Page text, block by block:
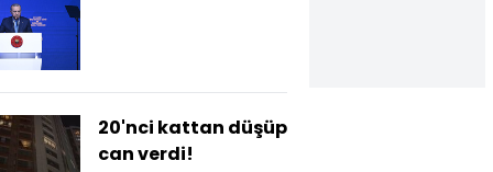
20'nci kattan düşüp
can verdi!